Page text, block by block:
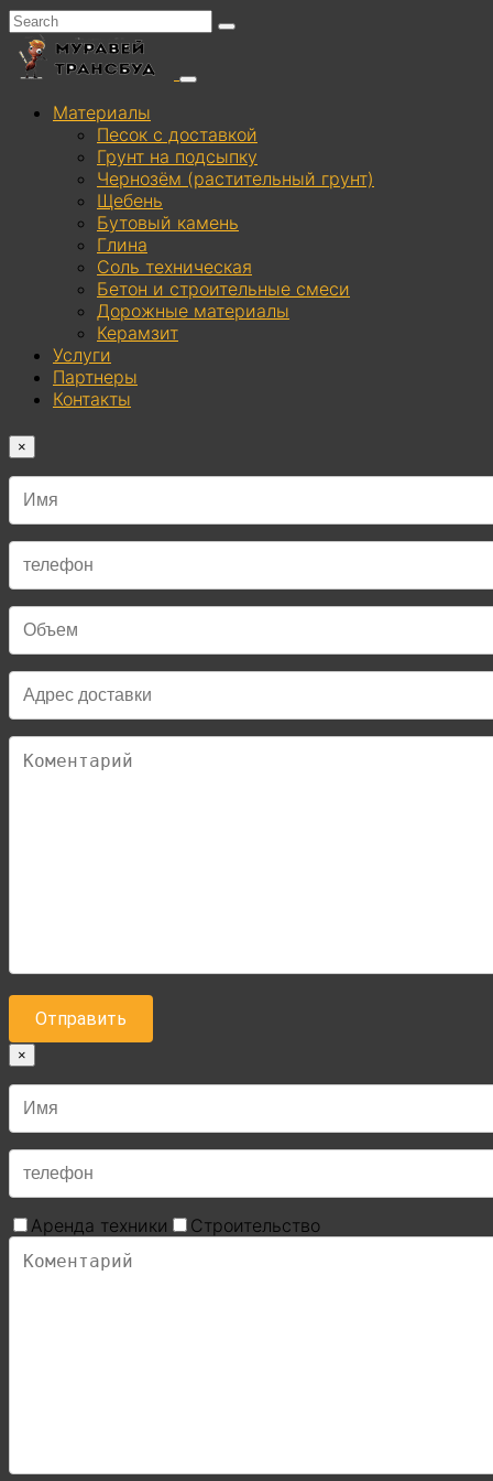
Материалы
Песок с доставкой
Грунт на подсыпку
Чернозём (растительный грунт)
Щебень
Бутовый камень
Глина
Соль техническая
Бетон и строительные смеси
Дорожные материалы
Керамзит
Услуги
Партнеры
Контакты
×
×
Аренда техники Строительство